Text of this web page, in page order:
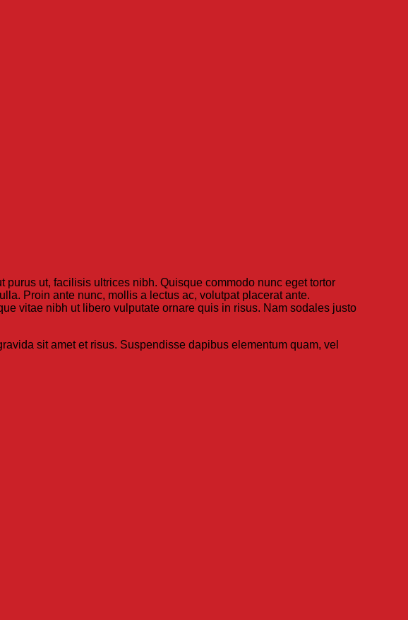
ut, facilisis ultrices nibh. Quisque commodo nunc eget tortor
Proin ante nunc, mollis a lectus ac, volutpat placerat ante.
vitae nibh ut libero vulputate ornare quis in risus. Nam sodales justo
sit amet et risus. Suspendisse dapibus elementum quam, vel